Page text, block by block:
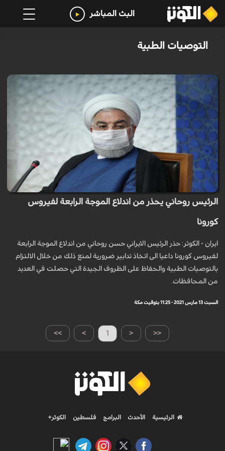
البث المباشر
التوصيات الطبية
الرئيس روحاني يحذر من اندلاع الموجة الرابعة لفيروس
كورونا
ايران - الكوثر: حذر الرئيس الايراني حسن روحاني من اندلاع الموجة الرابعة
لفيروس كورونا داعيا الى اتخاذ تدابير ضرورية لمنع ذلك من خلال الالتزام
بالتوصيات الطبية والحفاظ على الظروف الجيدة التي حصلت في العديد
من المحافظات.
السبت 13 مارس 2021 - 11:25 بتوقيت مكة
>> > 1 < <<
الرئيسية الأحدث البرامج فلسطين الكوثر+